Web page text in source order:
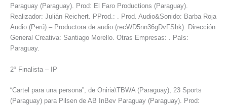
Paraguay (Paraguay). Prod: El Faro Productions (Paraguay).
Realizador: Julián Reichert. PProd.: . Prod. Audio&Sonido: Barba Roja
Audio (Perú) – Productora de audio (recWD5nn36gDvFShk). Dirección
General Creativa: Santiago Morello. Otras Empresas: . País:
Paraguay.
2º Finalista – IP
“Cartel para una persona”, de Oniria\TBWA (Paraguay), 23 Sports
(Paraguay) para Pilsen de AB InBev Paraguay (Paraguay). Prod: